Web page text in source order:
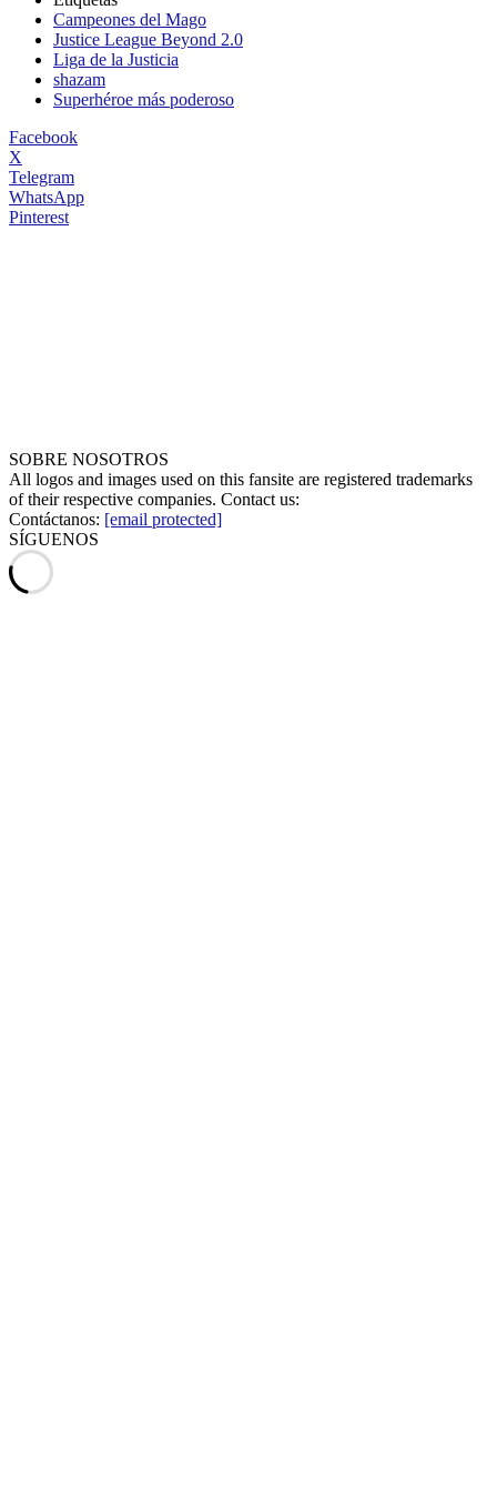
Campeones del Mago
Justice League Beyond 2.0
Liga de la Justicia
shazam
Superhéroe más poderoso
Facebook
X
Telegram
WhatsApp
Pinterest
SOBRE NOSOTROS
All logos and images used on this fansite are registered trademarks
of their respective companies. Contact us:
Contáctanos: [email protected]
SÍGUENOS